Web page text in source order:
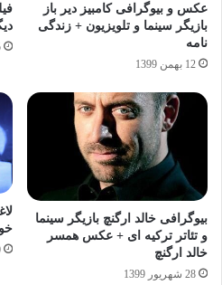
عکس و بیوگرافی کامبیز دیر باز
بازیگر سینما و تلویزیون + زندگی
نامه
12 بهمن 1399
5
بیوگرافی خالد ارگنچ بازیگر سینما
و تئاتر ترکیه ای + عکس همسر
خالد ارگنچ
28 شهریور 1399